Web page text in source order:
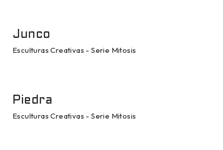
Junco
Esculturas Creativas - Serie Mitosis
Piedra
Esculturas Creativas - Serie Mitosis